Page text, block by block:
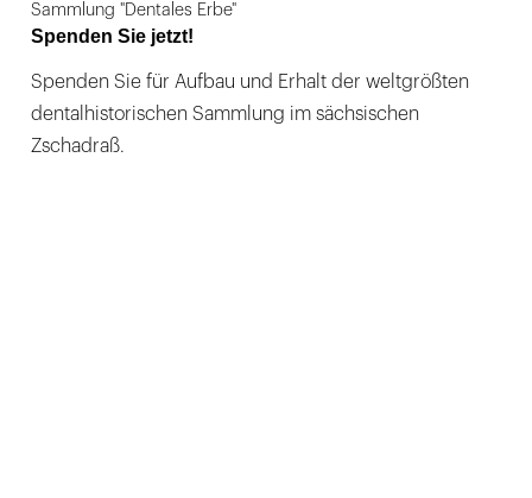
Sammlung "Dentales Erbe"
Spenden Sie jetzt!
Spenden Sie für Aufbau und Erhalt der weltgrößten
dentalhistorischen Sammlung im sächsischen
Zschadraß.